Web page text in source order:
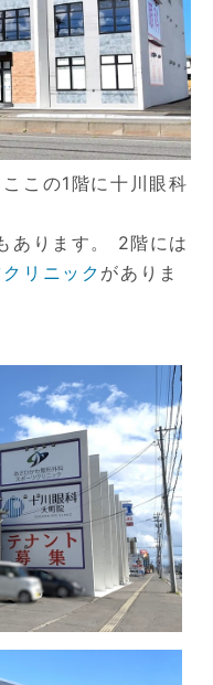
この1階に十川眼科
あります。 2階には
リニック がありま